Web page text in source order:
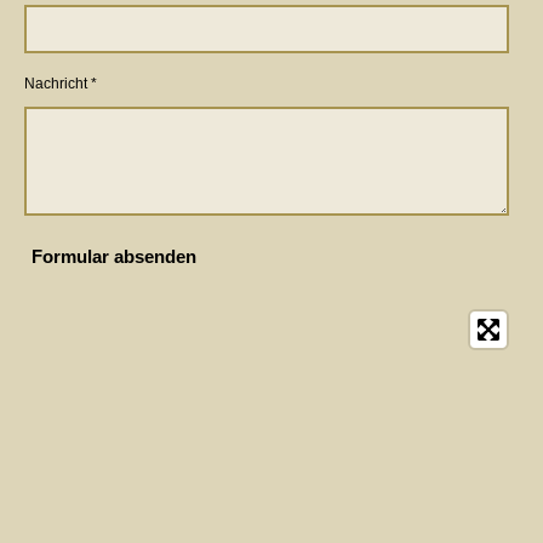
Nachricht *
Formular absenden